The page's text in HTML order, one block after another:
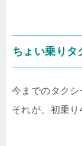
ちょい乗りタ
今までのタク
それが、初乗